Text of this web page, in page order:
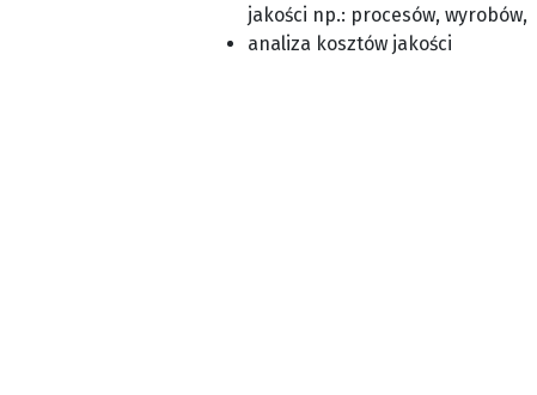
jakości np.: procesów, wyrobów,
analiza kosztów jakości